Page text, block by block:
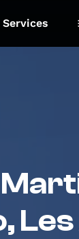
Services